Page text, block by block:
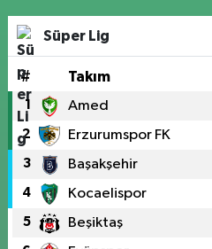
Süper Lig
# Takım
1 Amed
2 Erzurumspor FK
3 Başakşehir
4 Kocaelispor
5 Beşiktaş